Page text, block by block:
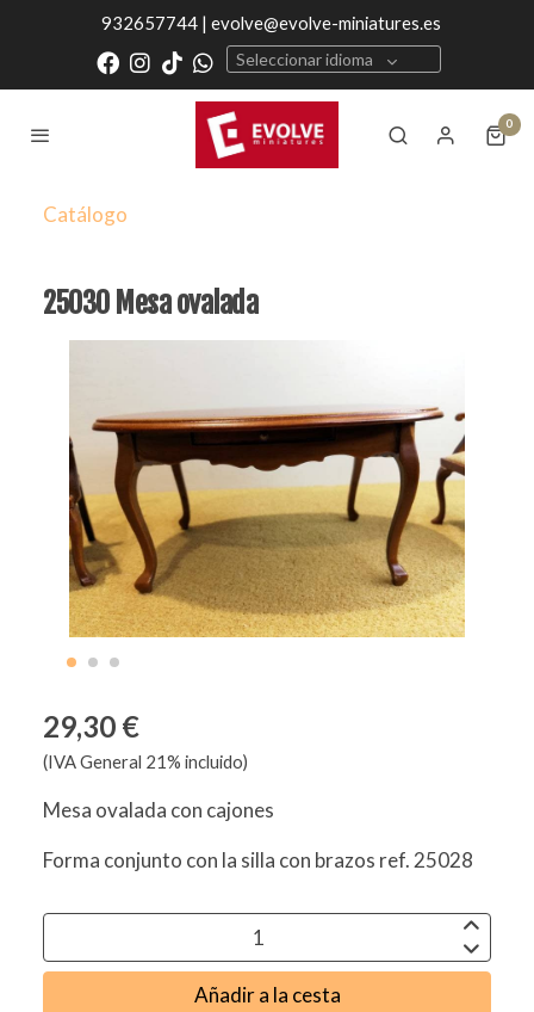
932657744 | evolve@evolve-miniatures.es
Seleccionar idioma
0
Catálogo
25030 Mesa ovalada
29,30 €
(IVA General 21% incluido)
Mesa ovalada con cajones
Forma conjunto con la silla con brazos ref. 25028
Añadir a la cesta